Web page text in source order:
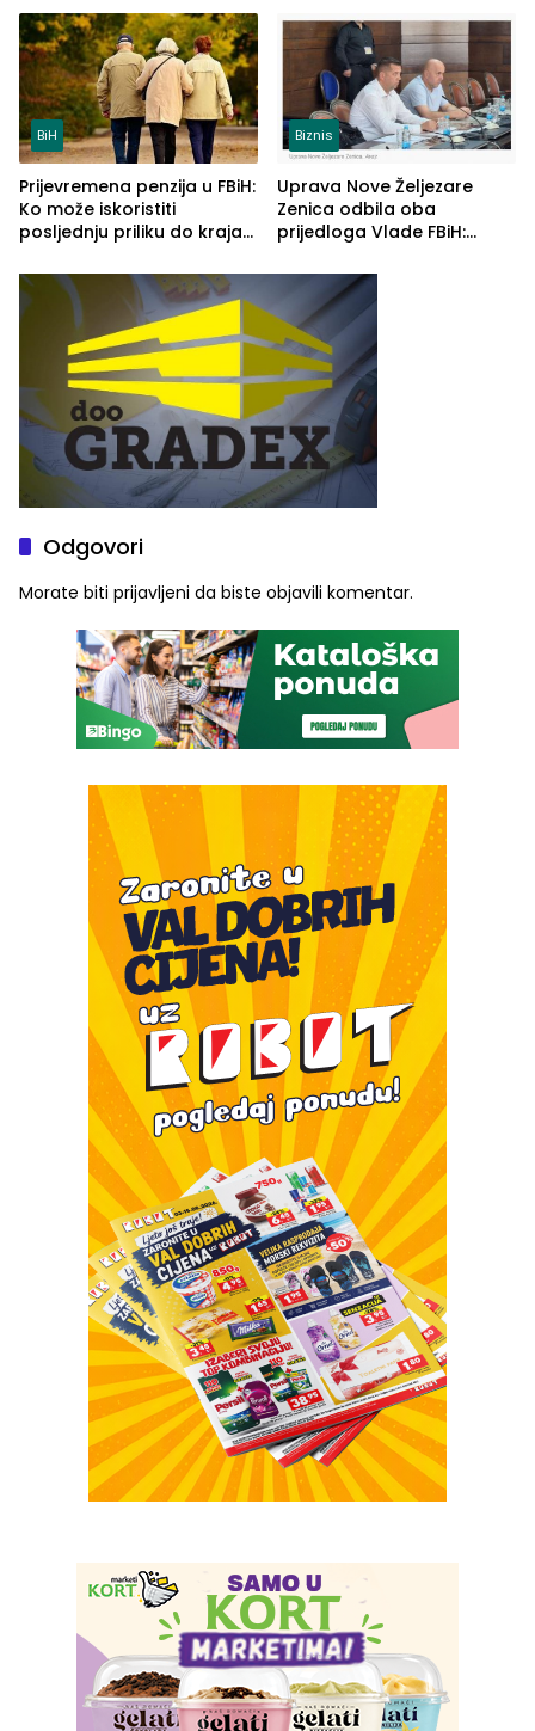
ljeta (FOTO)
BiH
Prijevremena penzija u FBiH:
Ko može iskoristiti
posljednju priliku do kraja
Biznis
Uprava Nove Željezare
Zenica odbila oba
prijedloga Vlade FBiH:
rješenje
Odgovori
Morate biti prijavljeni da biste objavili komentar.